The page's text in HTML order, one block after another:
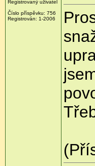
Registrovaný uživatel
Číslo příspěvku: 756
Registrován: 1-2006